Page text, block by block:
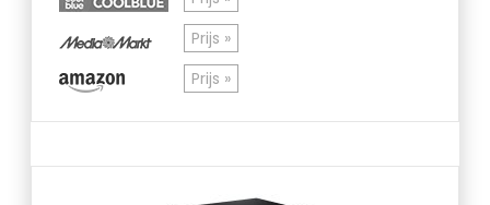
Prijs »
Prijs »